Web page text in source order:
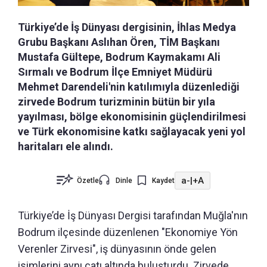
Türkiye’de İş Dünyası dergisinin, İhlas Medya
Grubu Başkanı Aslıhan Ören, TİM Başkanı
Mustafa Gültepe, Bodrum Kaymakamı Ali
Sırmalı ve Bodrum İlçe Emniyet Müdürü
Mehmet Darendeli'nin katılımıyla düzenlediği
zirvede Bodrum turizminin bütün bir yıla
yayılması, bölge ekonomisinin güçlendirilmesi
ve Türk ekonomisine katkı sağlayacak yeni yol
haritaları ele alındı.
Özetle Dinle Kaydet a-|+A
Türkiye’de İş Dünyası Dergisi tarafından Muğla'nın
Bodrum ilçesinde düzenlenen "Ekonomiye Yön
Verenler Zirvesi", iş dünyasının önde gelen